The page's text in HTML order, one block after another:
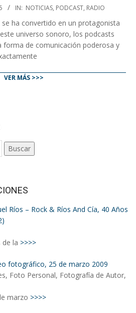
IN: NOTICIAS, PODCAST, RADIO
se ha convertido en un protagonista
universo sonoro, los podcasts
forma de comunicación poderosa y
VER MÁS >>>
Buscar
Ríos – Rock & Ríos And Cía, 40 Años
de la >>>>
fotográfico, 25 de marzo 2009
Foto Personal, Fotografía de Autor,
marzo >>>>